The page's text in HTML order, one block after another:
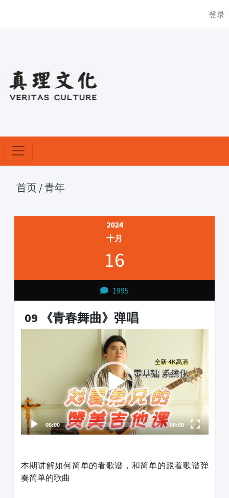
登录
首页 /青年
2024
十月
16
1995
09 《青春舞曲》弹唱
00:00 00:00
本期讲解如何简单的看歌谱，和简单的跟着歌谱弹
奏简单的歌曲